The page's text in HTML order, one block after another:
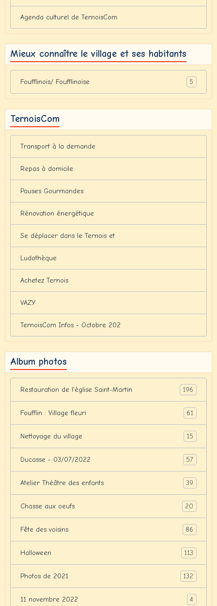
Agenda culturel de TernoisCom
Mieux connaître le village et ses habitants
Foufflinois/ Foufflinoise 5
TernoisCom
Transport à la demande
Repas à domicile
Pauses Gourmandes
Rénovation énergétique
Se déplacer dans le Ternois et
Ludothèque
Achetez Ternois
VAZY
TernoisCom Infos - Octobre 202
Album photos
Restauration de l'église Saint-Martin 196
Foufflin : Village fleuri 61
Nettoyage du village 15
Ducasse - 03/07/2022 57
Atelier Théâtre des enfants 39
Chasse aux oeufs 20
Fête des voisins 86
Halloween 113
Photos de 2021 132
11 novembre 2022 4